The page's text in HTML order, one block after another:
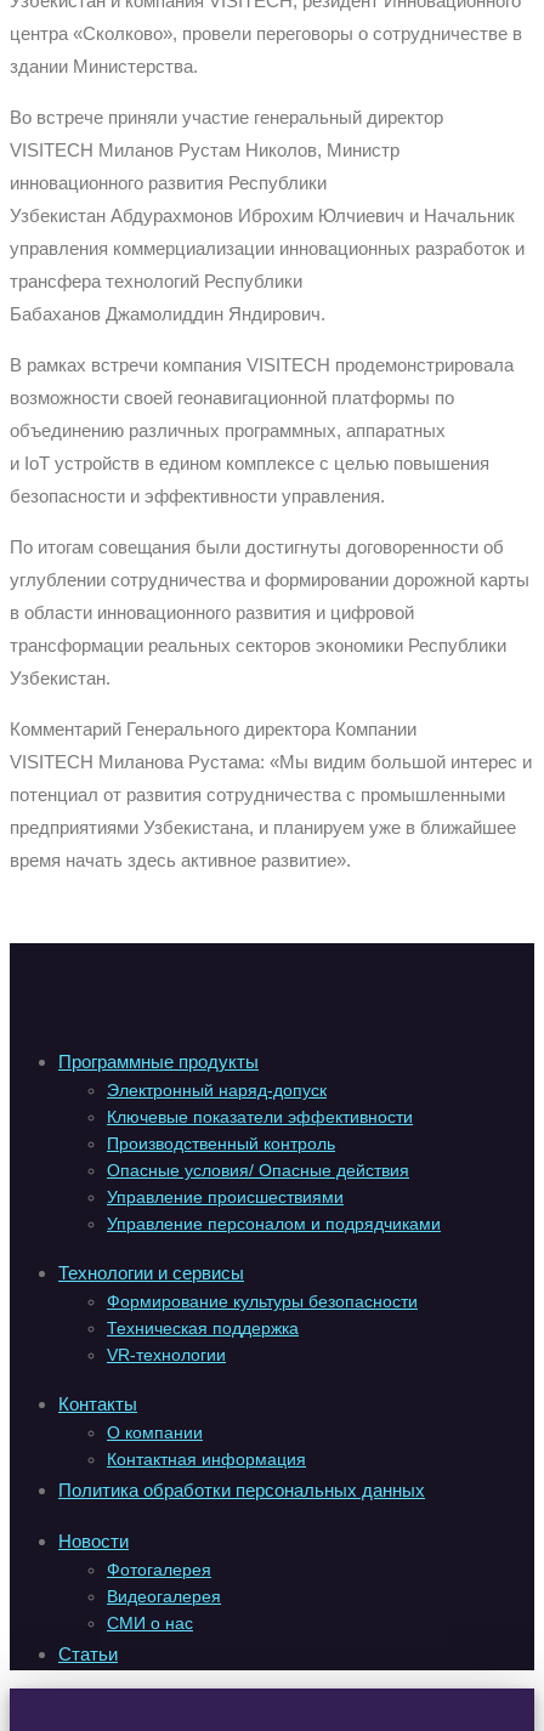
центра «Сколково», провели переговоры о сотрудничестве в
здании Министерства.
Во встрече приняли участие генеральный директор
VISITECH Миланов Рустам Николов, Министр
инновационного развития Республики
Узбекистан Абдурахмонов Иброхим Юлчиевич и Начальник
управления коммерциализации инновационных разработок и
трансфера технологий Республики
Бабаханов Джамолиддин Яндирович.
В рамках встречи компания VISITECH продемонстрировала
возможности своей геонавигационной платформы по
объединению различных программных, аппаратных
и IoT устройств в едином комплексе с целью повышения
безопасности и эффективности управления.
По итогам совещания были достигнуты договоренности об
углублении сотрудничества и формировании дорожной карты
в области инновационного развития и цифровой
трансформации реальных секторов экономики Республики
Узбекистан.
Комментарий Генерального директора Компании
VISITECH Миланова Рустама: «Мы видим большой интерес и
потенциал от развития сотрудничества с промышленными
предприятиями Узбекистана, и планируем уже в ближайшее
время начать здесь активное развитие».
Программные продукты
Электронный наряд-допуск
Ключевые показатели эффективности
Производственный контроль
Опасные условия/ Опасные действия
Управление происшествиями
Управление персоналом и подрядчиками
Технологии и сервисы
Формирование культуры безопасности
Техническая поддержка
VR-технологии
Контакты
О компании
Контактная информация
Политика обработки персональных данных
Новости
Фотогалерея
Видеогалерея
СМИ о нас
Статьи